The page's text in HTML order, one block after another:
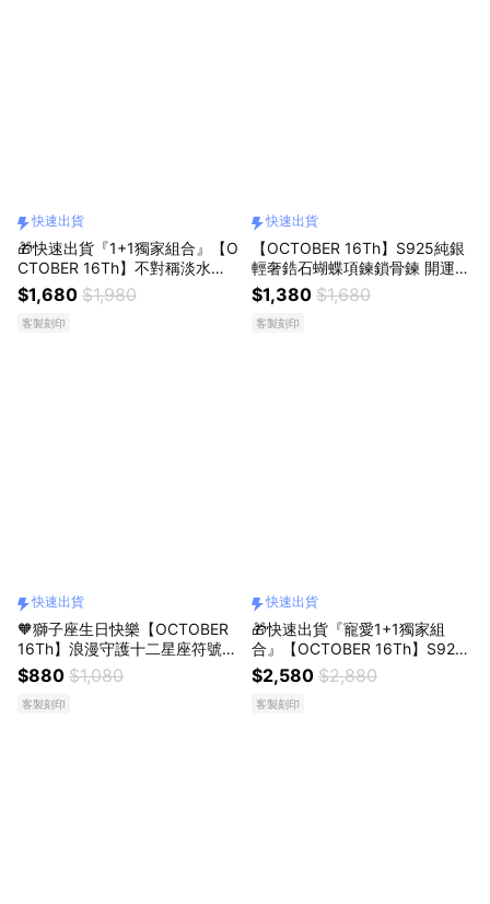
快速出貨
🎁快速出貨『1+1獨家組合』【O
CTOBER 16Th】不對稱淡水珍
珠渲染方柱水晶項鍊手鍊組＃CR
Y6001 開運 生日禮物 閨蜜禮物
情人節禮物 交換禮物 客製化禮
$1,680 $1,980
客製刻印
快速出貨
【OCTOBER 16Th】S925純銀
輕奢鋯石蝴蝶項鍊鎖骨鍊 開運
生日禮物 閨蜜禮物 情人節禮物
交換禮物 客製化禮物
$1,380 $1,680
客製刻印
快速出貨
🧡獅子座生日快樂【OCTOBER
16Th】浪漫守護十二星座符號項
鍊鎖骨鍊 開運 生日禮物 閨蜜禮
物 情人節禮物 客製化禮物
$880 $1,080
客製刻印
快速出貨
🎁快速出貨『寵愛1+1獨家組
合』【OCTOBER 16Th】S925
純銀天然黑曜石黑髮晶相互吸引
情侶款手鍊＃CRY6009 開運 男
生手鍊 生日禮物 情人節禮物 客
$2,580 $2,880
客製刻印